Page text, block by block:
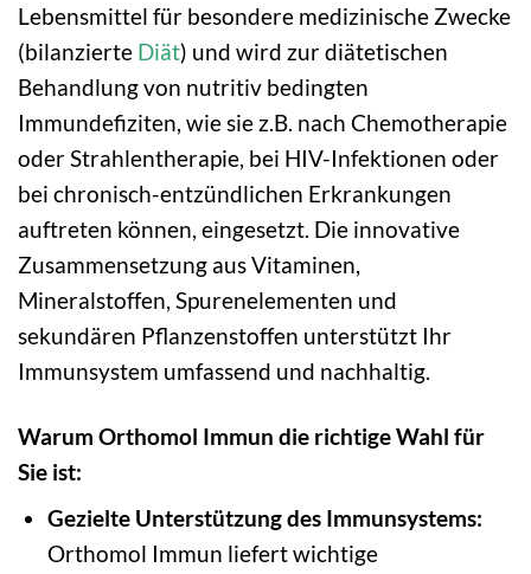
Lebensmittel für besondere medizinische Zwecke
(bilanzierte Diät) und wird zur diätetischen
Behandlung von nutritiv bedingten
Immundefiziten, wie sie z.B. nach Chemotherapie
oder Strahlentherapie, bei HIV-Infektionen oder
bei chronisch-entzündlichen Erkrankungen
auftreten können, eingesetzt. Die innovative
Zusammensetzung aus Vitaminen,
Mineralstoffen, Spurenelementen und
sekundären Pflanzenstoffen unterstützt Ihr
Immunsystem umfassend und nachhaltig.
Warum Orthomol Immun die richtige Wahl für
Sie ist:
Gezielte Unterstützung des Immunsystems:
Orthomol Immun liefert wichtige